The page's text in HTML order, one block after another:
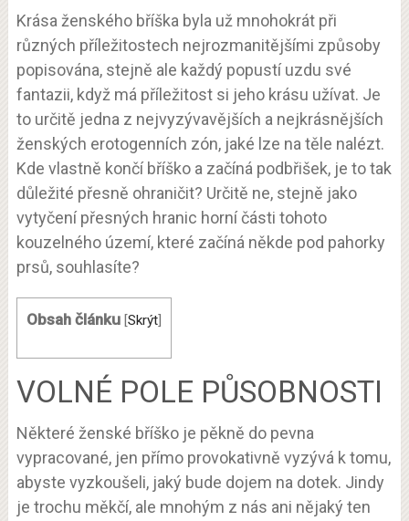
Krása ženského bříška byla už mnohokrát při
různých příležitostech nejrozmanitějšími způsoby
popisována, stejně ale každý popustí uzdu své
fantazii, když má příležitost si jeho krásu užívat. Je
to určitě jedna z nejvyzývavějších a nejkrásnějších
ženských erotogenních zón, jaké lze na těle nalézt.
Kde vlastně končí bříško a začíná podbřišek, je to tak
důležité přesně ohraničit? Určitě ne, stejně jako
vytyčení přesných hranic horní části tohoto
kouzelného území, které začíná někde pod pahorky
prsů, souhlasíte?
Obsah článku [Skrýt]
VOLNÉ POLE PŮSOBNOSTI
Některé ženské bříško je pěkně do pevna
vypracované, jen přímo provokativně vyzývá k tomu,
abyste vyzkoušeli, jaký bude dojem na dotek. Jindy
je trochu měkčí, ale mnohým z nás ani nějaký ten